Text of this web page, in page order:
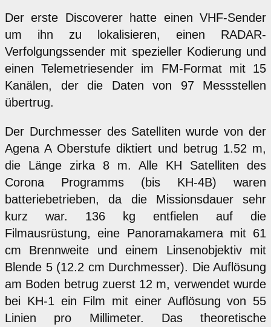
Der erste Discoverer hatte einen VHF-Sender
um ihn zu lokalisieren, einen RADAR-
Verfolgungssender mit spezieller Kodierung und
einen Telemetriesender im FM-Format mit 15
Kanälen, der die Daten von 97 Messstellen
übertrug.
Der Durchmesser des Satelliten wurde von der
Agena A Oberstufe diktiert und betrug 1.52 m,
die Länge zirka 8 m. Alle KH Satelliten des
Corona Programms (bis KH-4B) waren
batteriebetrieben, da die Missionsdauer sehr
kurz war. 136 kg entfielen auf die
Filmausrüstung, eine Panoramakamera mit 61
cm Brennweite und einem Linsenobjektiv mit
Blende 5 (12.2 cm Durchmesser). Die Auflösung
am Boden betrug zuerst 12 m, verwendet wurde
bei KH-1 ein Film mit einer Auflösung von 55
Linien pro Millimeter. Das theoretische